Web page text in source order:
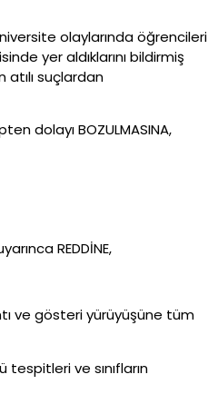
olaylarında öğrencileri
yer aldıklarını bildirmiş
atılı suçlardan
dolayı BOZULMASINA,
REDDİNE,
ve gösteri yürüyüşüne tüm
tespitleri ve sınıfların